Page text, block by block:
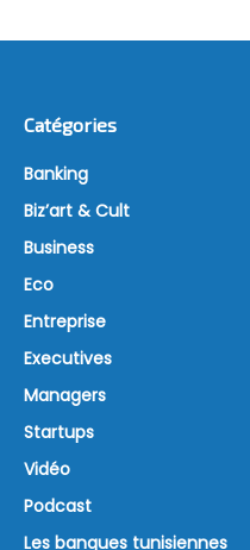
Catégories
Banking
Biz’art & Cult
Business
Eco
Entreprise
Executives
Managers
Startups
Vidéo
Podcast
Les banques tunisiennes